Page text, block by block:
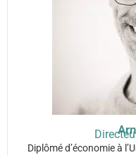
Diplômé d’économie à